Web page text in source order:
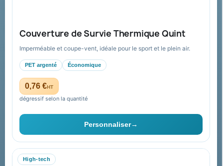
Couverture de Survie Thermique Quint
Imperméable et coupe-vent, idéale pour le sport et le plein air.
PET argenté Économique
0,76 €HT
dégressif selon la quantité
Personnaliser→
High-tech
FAQ sur Promenoch Goodies Pub France
Conditions de retour
Paiement sécurisé
Plan du site
Contact & devis
06 09 53 17 41
WhatsApp